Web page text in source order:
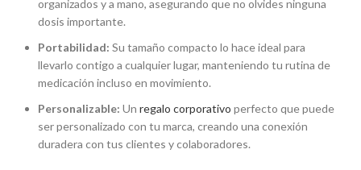
organizados y a mano, asegurando que no olvides ninguna
dosis importante.
Portabilidad: Su tamaño compacto lo hace ideal para
llevarlo contigo a cualquier lugar, manteniendo tu rutina de
medicación incluso en movimiento.
Personalizable: Un regalo corporativo perfecto que puede
ser personalizado con tu marca, creando una conexión
duradera con tus clientes y colaboradores.